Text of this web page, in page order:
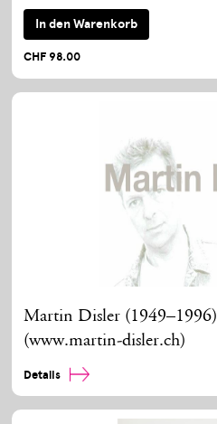
In den Warenkorb
CHF 98.00
Martin Disler
(www.martin-disler.ch)
Details